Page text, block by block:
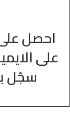
احصل على
على
سجّل